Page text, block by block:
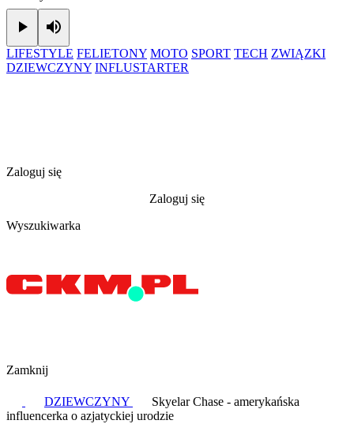
Play
LIFESTYLE FELIETONY MOTO SPORT TECH ZWIĄZKI
DZIEWCZYNY INFLUSTARTER
Zaloguj się
Zaloguj się
Wyszukiwarka
Zamknij
DZIEWCZYNY
Skyelar Chase - amerykańska
influencerka o azjatyckiej urodzie